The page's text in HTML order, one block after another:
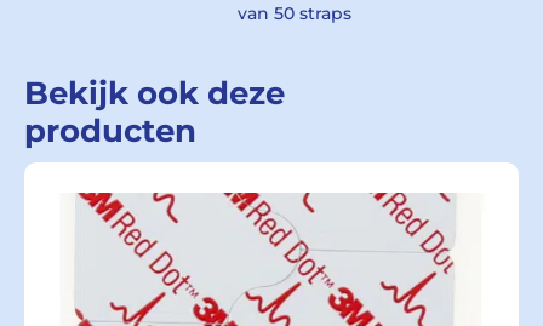
van 50 straps
Bekijk ook deze
producten